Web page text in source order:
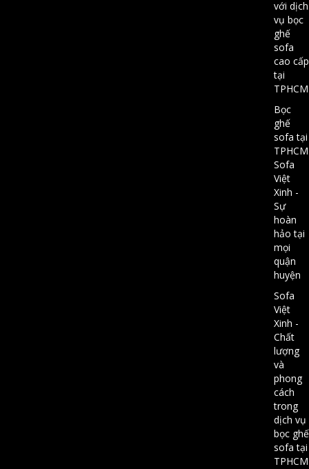
với dịch
vụ bọc
ghế
sofa
cao cấp
tại
TPHCM
Bọc
ghế
sofa tại
Sofa
Việt
Xinh -
Sự
hoàn
hảo tại
mọi
quận
huyện
Sofa
Việt
Xinh -
Chất
lượng
và
phong
cách
trong
dịch vụ
bọc ghế
sofa tại
TPHCM